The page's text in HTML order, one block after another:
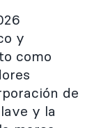
y
como
de
y la